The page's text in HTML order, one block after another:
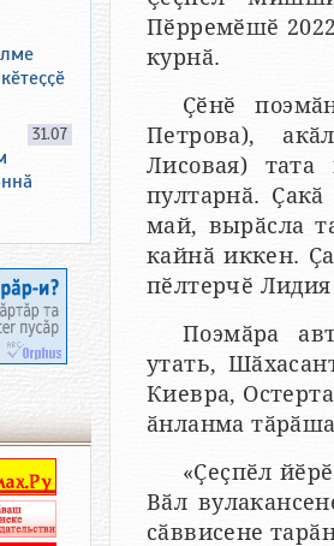
Пӗрремӗшӗ
курнӑ.
Ҫӗнӗ
Петрова),
Лисовая)
пултарнӑ.
май, вырӑсла
кайнӑ иккен.
пӗлтерчӗ
Поэмӑра
утать,
Киевра,
ӑнланма
«Ҫеҫпӗл
Вӑл
сӑввисене
31.07